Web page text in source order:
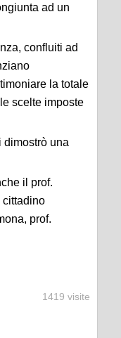
ad un
confluiti ad
la totale
scelte imposte
dimostrò una
il prof.
cittadino
prof.
1419 visite